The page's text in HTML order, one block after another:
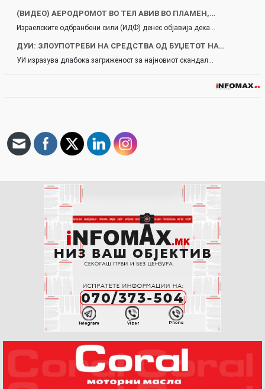
(ВИДЕО) АЕРОДРОМОТ ВО ТЕЛ АВИВ ВО ПЛАМЕН,…
Израелските одбранбени сили (ИДФ) денес објавија дека…
ДУИ: ЗЛОУПОТРЕБИ НА СРЕДСТВА ОД БУЏЕТОТ НА…
УИ изразува длабока загриженост за најновиот скандал…